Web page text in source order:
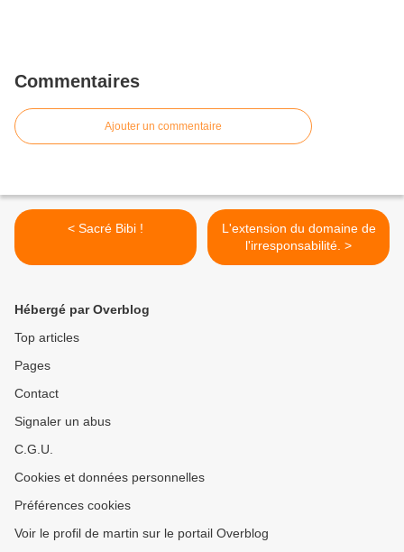
Commentaires
Ajouter un commentaire
< Sacré Bibi !
L'extension du domaine de
l'irresponsabilité. >
Hébergé par Overblog
Top articles
Pages
Contact
Signaler un abus
C.G.U.
Cookies et données personnelles
Préférences cookies
Voir le profil de martin sur le portail Overblog